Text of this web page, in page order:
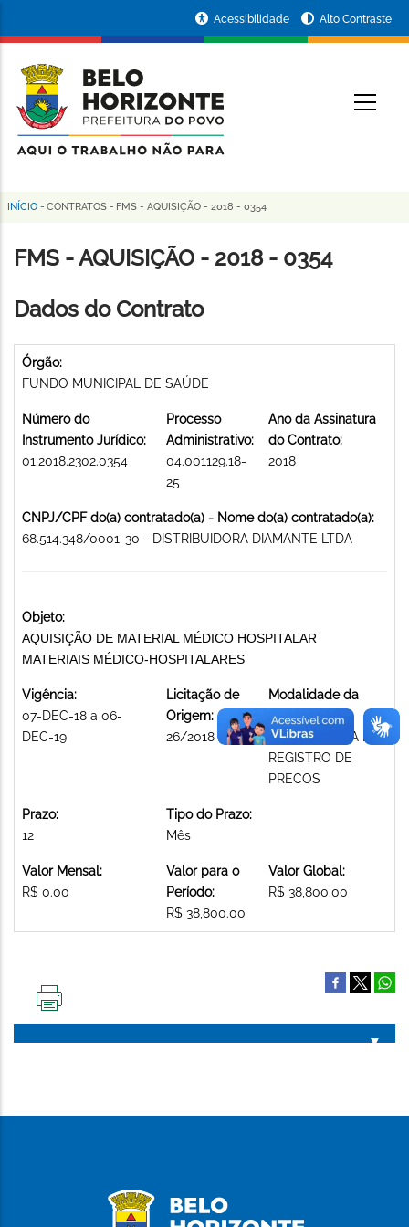
conteúdo
principal
da
Prefeitura
de
Horizonte
Acessibilidade Alto Contraste
Trilha
de
INÍCIO - CONTRATOS - FMS - AQUISIÇÃO - 2018 - 0354
FMS - AQUISIÇÃO - 2018 - 0354
Dados do Contrato
Órgão:
FUNDO MUNICIPAL DE SAÚDE
Número do
Instrumento Jurídico:
01.2018.2302.0354
Processo
Administrativo:
04.001129.18-
25
Ano da Assinatura
do Contrato:
2018
CNPJ/CPF do(a) contratado(a) - Nome do(a) contratado(a):
68.514.348/0001-30 - DISTRIBUIDORA DIAMANTE LTDA
Objeto:
AQUISIÇÃO DE MATERIAL MÉDICO HOSPITALAR
MATERIAIS MÉDICO-HOSPITALARES
Vigência:
07-DEC-18 a 06-
DEC-19
Licitação de
Origem:
26/2018
Modalidade da
licitação:
ADESAO A ATA DE
REGISTRO DE
PRECOS
Prazo:
12
Tipo do Prazo:
Mês
Valor Mensal:
R$ 0.00
Valor para o
Período:
R$ 38,800.00
Valor Global:
R$ 38,800.00
PÁGINA